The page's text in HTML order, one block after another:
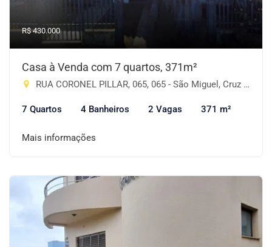
R$ 430.000
Casa à Venda com 7 quartos, 371m²
RUA CORONEL PILLAR, 065, 065 - São Miguel, Cruz Alta-RS
7 Quartos 4 Banheiros 2 Vagas 371 m²
Mais informações